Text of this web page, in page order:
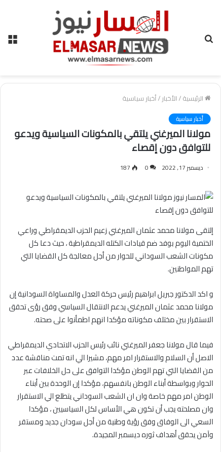
الرئيسية/الأخبار/أخبار سياسية
أخبار سياسية
مولانا الميرغني يلتقي بالمكونات السياسية ويدعو
للتوافق دون إقصاء
ديسمبر 17, 2022 0
187
إلتقى مولانا محمد عثمان الميرغني زعيم الحزب الديمقراطي وراعي
الختمية اليوم بوفد ضم قيادات الكتله الديمقراطية ، حيث دعا كل
مكونات الشعب السوداني للحوار من أجل معالجة كل القضايا التي
تهم المواطنين.
و اكد الدكتور جبريل ابراهيم رئيس حركة العدل والمساواة السودانية إن
مولانا محمد عثمان الميرغني يدعم الانتقال السياسي وفق رؤى تحقق
الاستقرار بين مختلف مكوناته مؤكدا انهم اطمأنوا على صحته.
فيما قال مولانا جعفر الميرغني نائب رئيس الحزب الاتحادي الديمقراطي
الاصل أن السلام والاستقرار امر مهم، مشيرا الي انه تمت مناقشة عدد
من القضايا التي تهم الوطن مؤكدا التوافق على حل الخلافات عبر
الحوار وبواسطة أبناء الوطن بانفسهم، مؤكدا إن الوحدة بين أبناء
الوطن امر مهم خاصة وان ان الشعب السوداني يتطلع الي الاستقرار
وان مصلحته يجب أن تكون هي الأساس لكل السياسيين ، مؤكدا
السعي الى الوفاق وفق رؤية وطنية من أجل سودان جديد ومستقر
وآمن يحقق أهداف ثوره ديسمبر المجيدة.